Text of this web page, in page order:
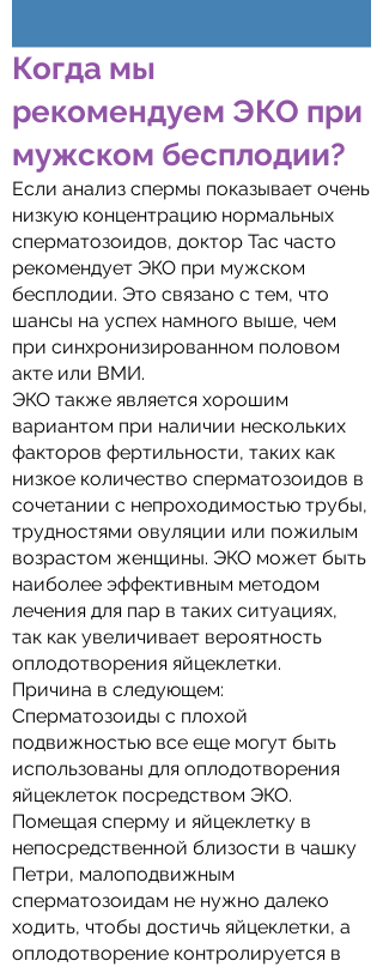
Когда мы
рекомендуем ЭКО при
мужском бесплодии?
Если анализ спермы показывает очень
низкую концентрацию нормальных
сперматозоидов, доктор Тас часто
рекомендует ЭКО при мужском
бесплодии. Это связано с тем, что
шансы на успех намного выше, чем
при синхронизированном половом
акте или ВМИ.
ЭКО также является хорошим
вариантом при наличии нескольких
факторов фертильности, таких как
низкое количество сперматозоидов в
сочетании с непроходимостью трубы,
трудностями овуляции или пожилым
возрастом женщины. ЭКО может быть
наиболее эффективным методом
лечения для пар в таких ситуациях,
так как увеличивает вероятность
оплодотворения яйцеклетки.
Причина в следующем:
Сперматозоиды с плохой
подвижностью все еще могут быть
использованы для оплодотворения
яйцеклеток посредством ЭКО.
Помещая сперму и яйцеклетку в
непосредственной близости в чашку
Петри, малоподвижным
сперматозоидам не нужно далеко
ходить, чтобы достичь яйцеклетки, а
оплодотворение контролируется в